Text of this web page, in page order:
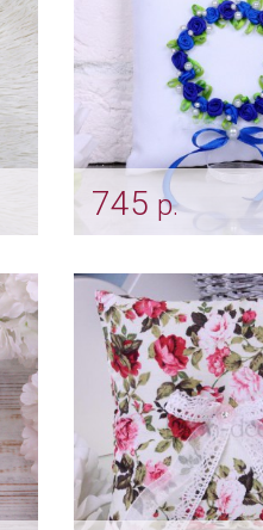
745 р.
"Веночек индиго"
Арт: pod_0038